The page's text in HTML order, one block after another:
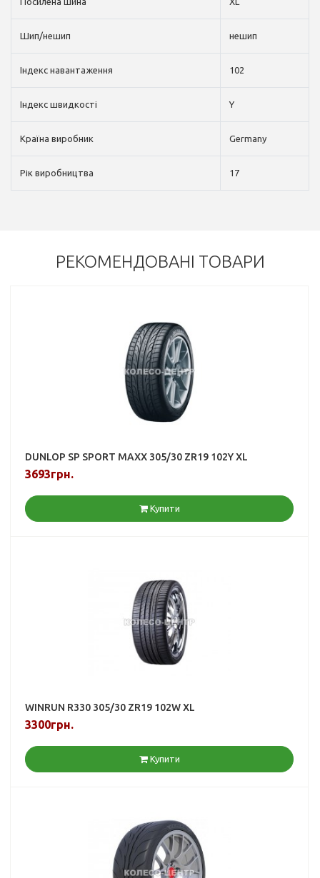
Шип/нешип нешип
Індекс навантаження 102
Індекс швидкості Y
Країна виробник Germany
Рік виробництва 17
РЕКОМЕНДОВАНІ ТОВАРИ
DUNLOP SP SPORT MAXX 305/30 ZR19 102Y XL
3693грн.
Купити
WINRUN R330 305/30 ZR19 102W XL
3300грн.
Купити